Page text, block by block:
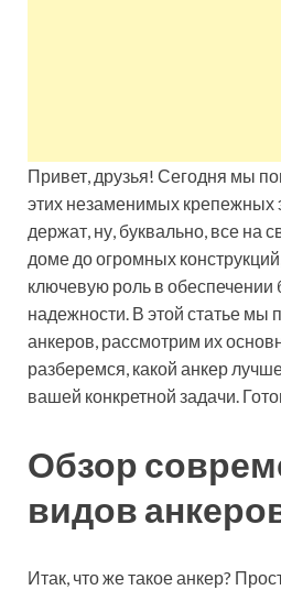
Привет, друзья! Сегодня мы
этих незаменимых крепежных
держат, ну, буквально, все на
доме до огромных
ключевую роль в обеспечении
надежности. В этой статье мы
анкеров, рассмотрим их
разберемся, какой анкер
вашей конкретной задачи.
Обзор
видов
Итак, что же такое анкер?